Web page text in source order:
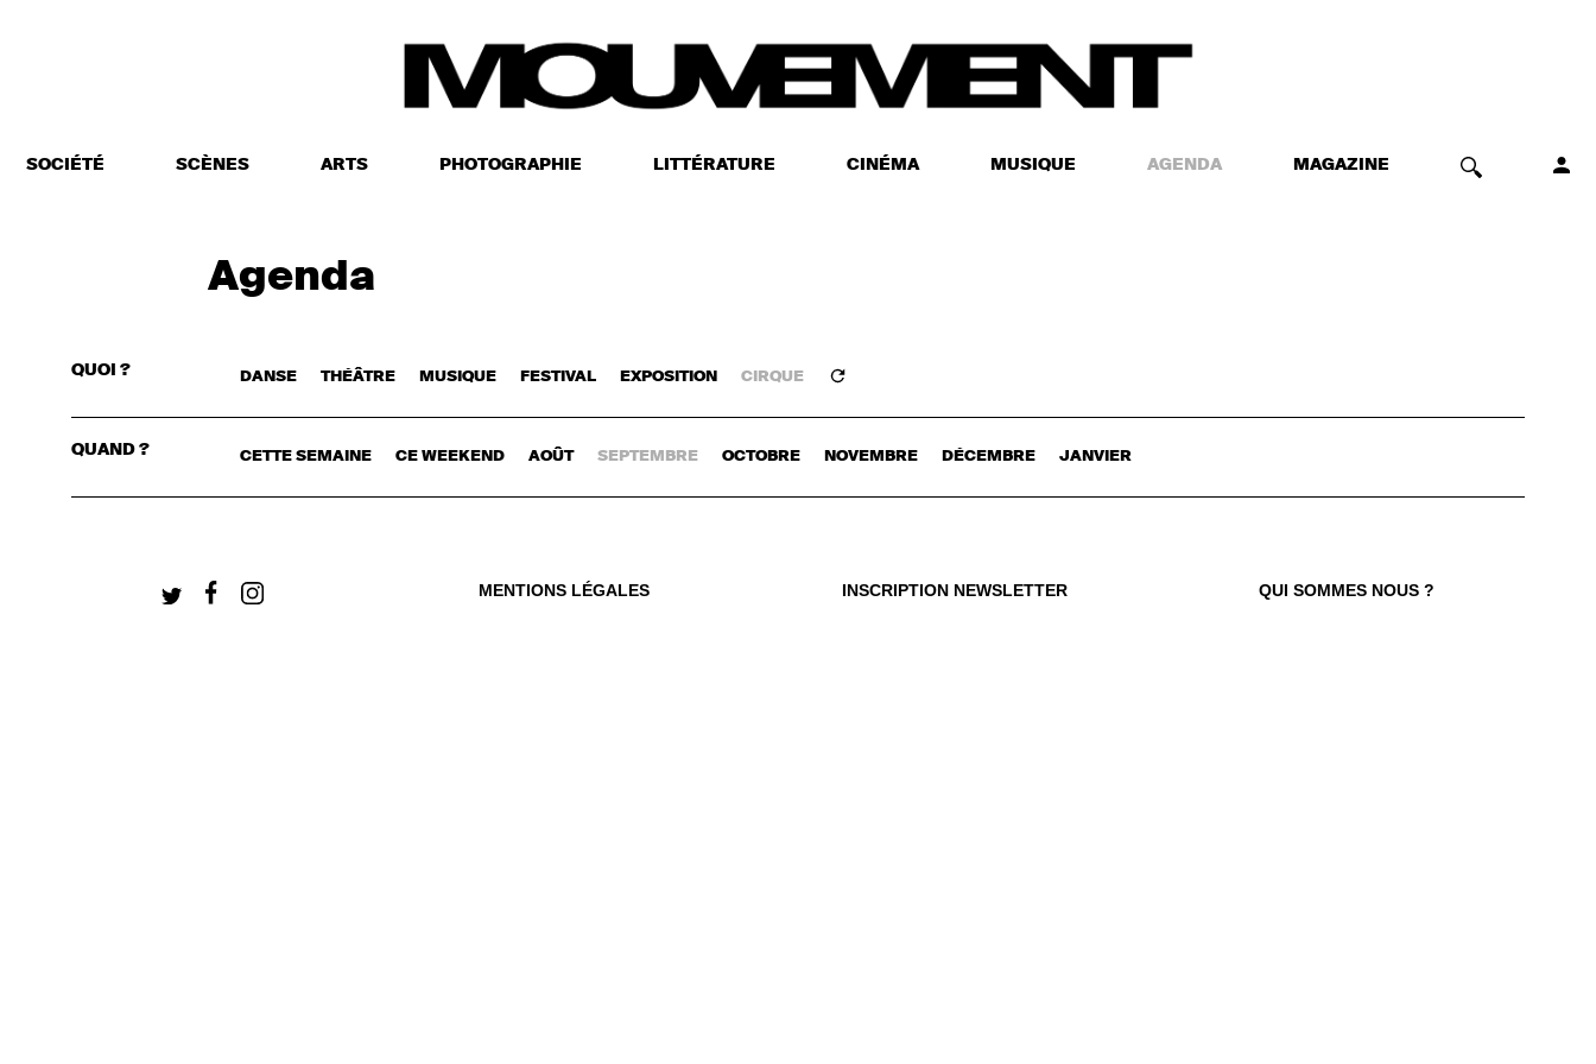
SOCIÉTÉ SCÈNES ARTS PHOTOGRAPHIE LITTÉRATURE CINÉMA MUSIQUE AGENDA MAGAZINE
CONNECTEZ-VOUS
Agenda
QUOI ? DANSE THÉÂTRE MUSIQUE FESTIVAL EXPOSITION CIRQUE
QUAND ? CETTE SEMAINE CE WEEKEND AOÛT SEPTEMBRE OCTOBRE NOVEMBRE DÉCEMBRE JANVIER
MENTIONS LÉGALES INSCRIPTION NEWSLETTER QUI SOMMES NOUS ?